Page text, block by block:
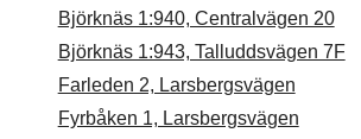
Björknäs 1:940, Centralvägen 20
Björknäs 1:943, Talluddsvägen 7F
Farleden 2, Larsbergsvägen
Fyrbåken 1, Larsbergsvägen